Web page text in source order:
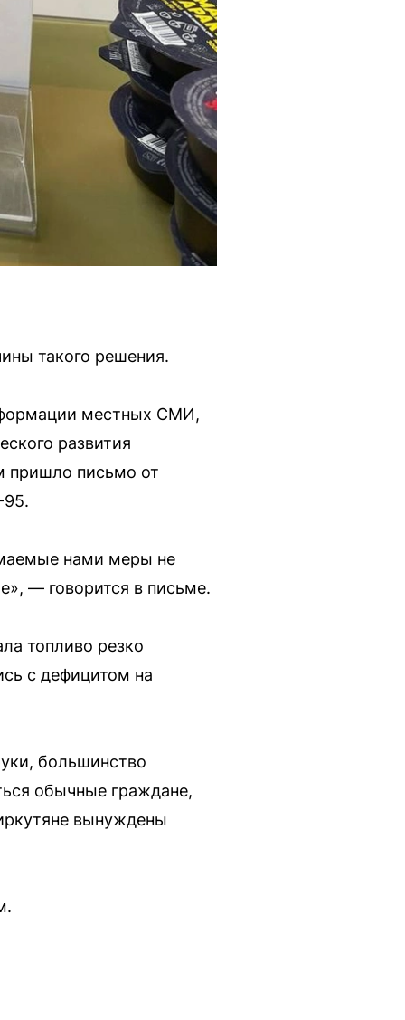
такого решения.
местных СМИ,
развития
пришло письмо от
95.
нами меры не
— говорится в письме.
топливо резко
с дефицитом на
большинство
обычные граждане,
вынуждены